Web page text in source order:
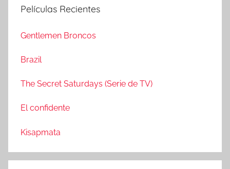
a
:
Películas Recientes
Gentlemen Broncos
Brazil
The Secret Saturdays (Serie de TV)
El confidente
Kisapmata